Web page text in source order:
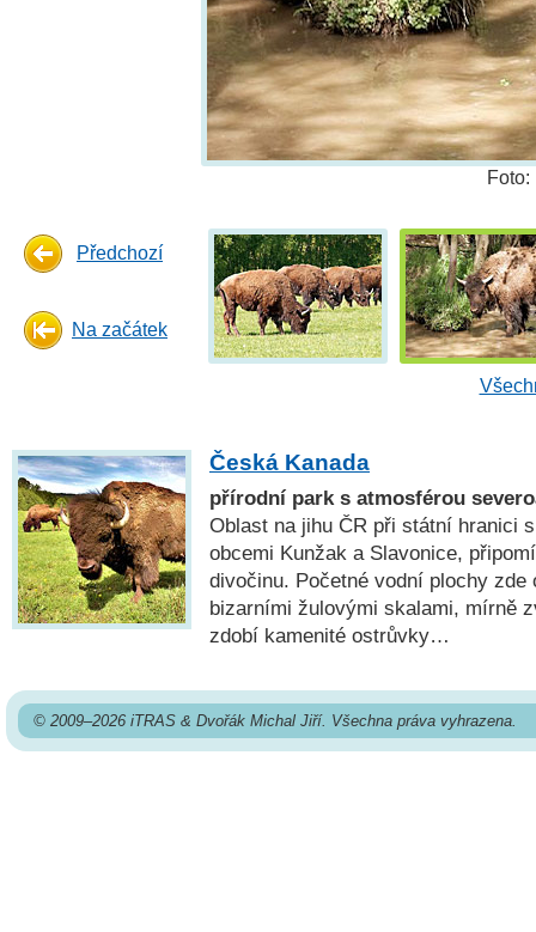
Předchozí
Na začátek
Česká Kanada
přírodní park s atmosférou
Oblast na jihu ČR při státní hranici
obcemi Kunžak a Slavonice,
divočinu. Početné vodní plochy
bizarními žulovými skalami, mírně
zdobí kamenité ostrůvky…
© 2009–2026 iTRAS & Dvořák Michal Jiří. Všechna práva vyhrazena.